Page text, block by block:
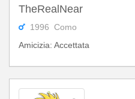
TheRealNear
1996 Como
Amicizia: Accettata